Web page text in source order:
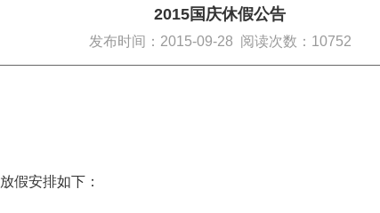
2015国庆休假公告
发布时间：2015-09-28 阅读次数：10752
假安排如下：